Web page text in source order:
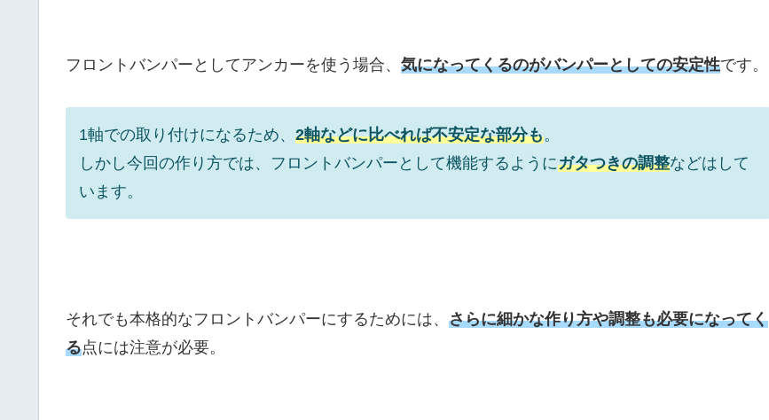
フロントバンパーとしてアンカーを使う場合、 気になってくるのがバンパーとしての安定性です。
1軸での取り付けになるため、 2軸などに比べれば不安定な部分も。
しかし今回の作り方では、フロントバンパーとして機能するようにガタつきの調整などはして
います。
それでも本格的なフロントバンパーにするためには、 さらに細かな作り方や調整も必要になってく
る点には注意が必要。